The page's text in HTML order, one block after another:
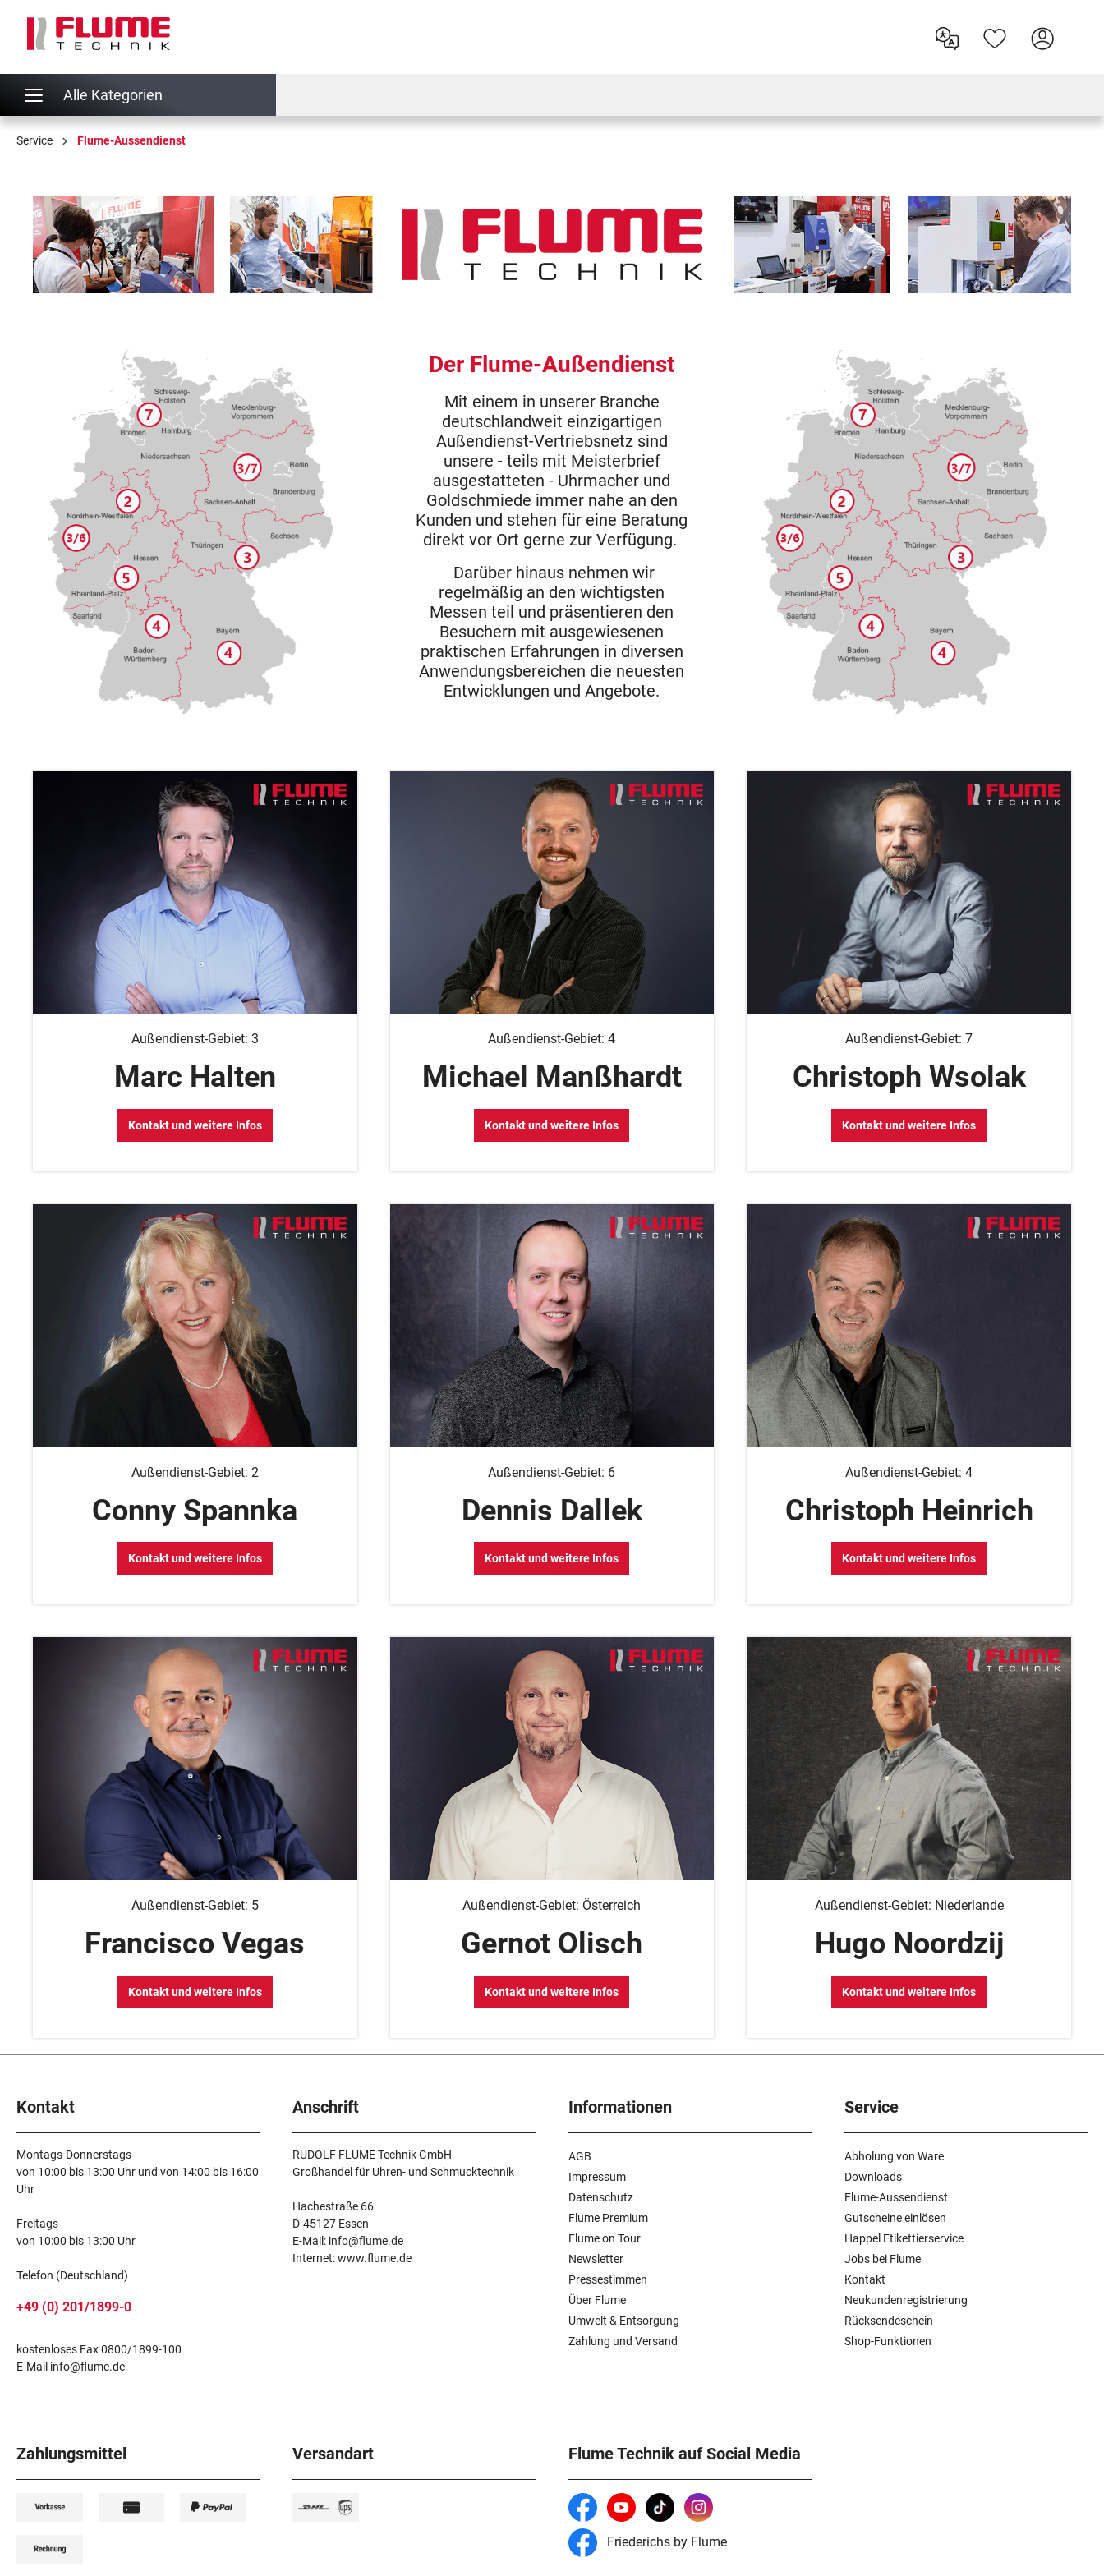
Zur Hauptnavigation springen
Alle Kategorien
Service Flume-Aussendienst
Der Flume-Außendienst
Mit einem in unserer Branche
deutschlandweit einzigartigen
Außendienst-Vertriebsnetz sind
unsere - teils mit Meisterbrief
ausgestatteten - Uhrmacher und
Goldschmiede immer nahe an den
Kunden und stehen für eine Beratung
direkt vor Ort gerne zur Verfügung.
Darüber hinaus nehmen wir
regelmäßig an den wichtigsten
Messen teil und präsentieren den
Besuchern mit ausgewiesenen
praktischen Erfahrungen in diversen
Anwendungsbereichen die neuesten
Entwicklungen und Angebote.
Außendienst-Gebiet: 3
Marc Halten
Kontakt und weitere Infos
Außendienst-Gebiet: 4
Michael Manßhardt
Kontakt und weitere Infos
Außendienst-Gebiet: 7
Christoph Wsolak
Kontakt und weitere Infos
Außendienst-Gebiet: 2
Conny Spannka
Kontakt und weitere Infos
Außendienst-Gebiet: 6
Dennis Dallek
Kontakt und weitere Infos
Außendienst-Gebiet: 4
Christoph Heinrich
Kontakt und weitere Infos
Außendienst-Gebiet: 5
Francisco Vegas
Kontakt und weitere Infos
Außendienst-Gebiet: Österreich
Gernot Olisch
Kontakt und weitere Infos
Außendienst-Gebiet: Niederlande
Hugo Noordzij
Kontakt und weitere Infos
Kontakt
Montags-Donnerstags
von 10:00 bis 13:00 Uhr und von 14:00 bis 16:00
Uhr
Freitags
von 10:00 bis 13:00 Uhr
Telefon (Deutschland)
+49 (0) 201/1899-0
kostenloses Fax 0800/1899-100
E-Mail info@flume.de
Anschrift
RUDOLF FLUME Technik GmbH
Großhandel für Uhren- und Schmucktechnik
Hachestraße 66
D-45127 Essen
E-Mail: info@flume.de
Internet: www.flume.de
Informationen
AGB
Impressum
Datenschutz
Flume Premium
Flume on Tour
Newsletter
Pressestimmen
Über Flume
Umwelt & Entsorgung
Zahlung und Versand
Service
Abholung von Ware
Downloads
Flume-Aussendienst
Gutscheine einlösen
Happel Etikettierservice
Jobs bei Flume
Kontakt
Neukundenregistrierung
Rücksendeschein
Shop-Funktionen
Zahlungsmittel Versandart Flume Technik auf Social Media
Friederichs by Flume